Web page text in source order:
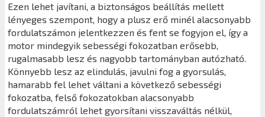
Ezen lehet javítani, a biztonságos beállítás mellett
lényeges szempont, hogy a plusz erő minél alacsonyabb
fordulatszámon jelentkezzen és fent se fogyjon el, így a
motor mindegyik sebességi fokozatban erősebb,
rugalmasabb lesz és nagyobb tartományban autózható.
Könnyebb lesz az elindulás, javulni fog a gyorsulás,
hamarabb fel lehet váltani a következő sebességi
fokozatba, felső fokozatokban alacsonyabb
fordulatszámról lehet gyorsítani visszaváltás nélkül,